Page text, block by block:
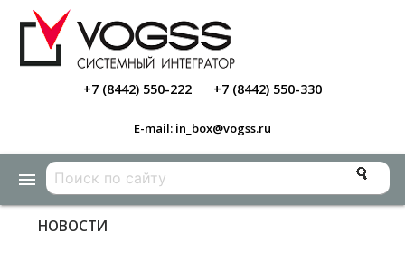
+7 (8442) 550-222 +7 (8442) 550-330
E-mail: in_box@vogss.ru
menu
НОВОСТИ